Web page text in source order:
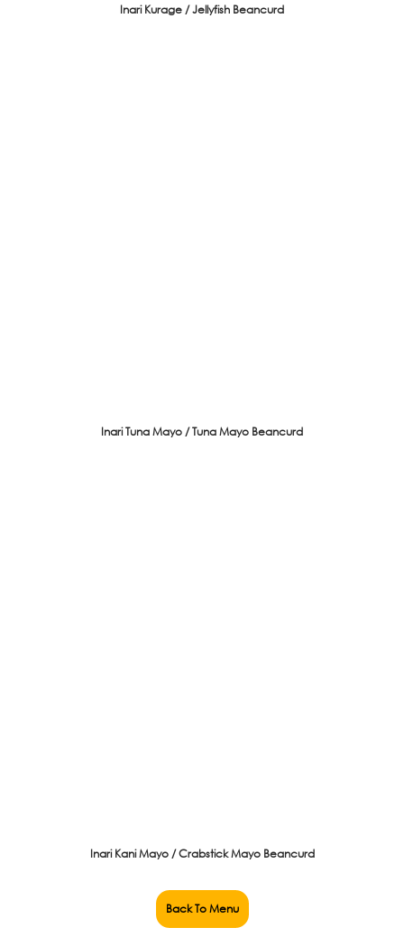
Inari Kurage / Jellyfish Beancurd
Inari Tuna Mayo / Tuna Mayo Beancurd
Inari Kani Mayo / Crabstick Mayo Beancurd
Back To Menu